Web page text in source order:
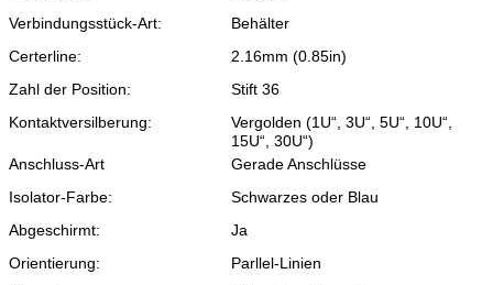
Verbindungsstück-Art:
Behälter
Certerline:
2.16mm (0.85in)
Zahl der Position:
Stift 36
Kontaktversilberung:
Vergolden (1U“, 3U“, 5U“, 10U“,
15U“, 30U“)
Anschluss-Art
Gerade Anschlüsse
Isolator-Farbe:
Schwarzes oder Blau
Abgeschirmt:
Ja
Orientierung:
Parllel-Linien